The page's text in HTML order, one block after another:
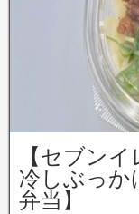
【セブン
冷しぶっか
弁当】